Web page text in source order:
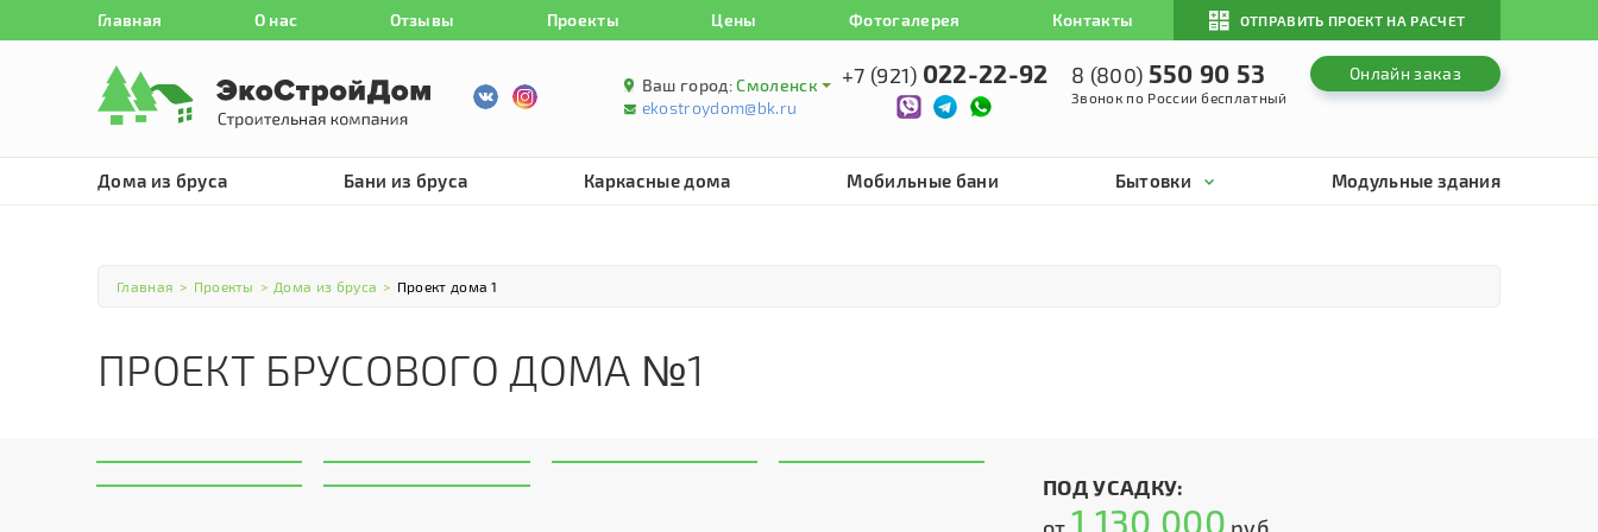
Главная О нас Отзывы Проекты Цены Фотогалерея Контакты ОТПРАВИТЬ ПРОЕКТ НА РАСЧЕТ
Ваш город:Смоленск
ekostroydom@bk.ru
+7 (921) 022-22-92 8 (800) 550 90 53
Звонок по России бесплатный
Онлайн заказ
Дома из бруса Бани из бруса Каркасные дома Мобильные бани Бытовки Модульные здания
Главная > Проекты > Дома из бруса > Проект дома 1
ПРОЕКТ БРУСОВОГО ДОМА №1
ПОД УСАДКУ:
1 130 000